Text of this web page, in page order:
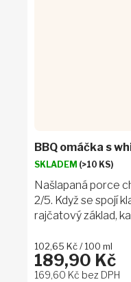
BBQ omáčka s
SKLADEM (>10 KS)
169,60 Kč bez DPH
189,90 Kč
Měrná
cena:
102,65 Kč / 100 ml
Našlapaná porce
2/5. Když se spojí
rajčatový základ,
vznikne BBQ
chceš mít na každé...